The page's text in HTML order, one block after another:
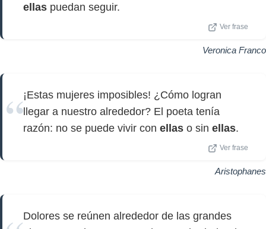
ellas puedan seguir.
Ver frase
Veronica Franco
¡Estas mujeres imposibles! ¿Cómo logran
llegar a nuestro alrededor? El poeta tenía
razón: no se puede vivir con ellas o sin ellas.
Ver frase
Aristophanes
Dolores se reúnen alrededor de las grandes